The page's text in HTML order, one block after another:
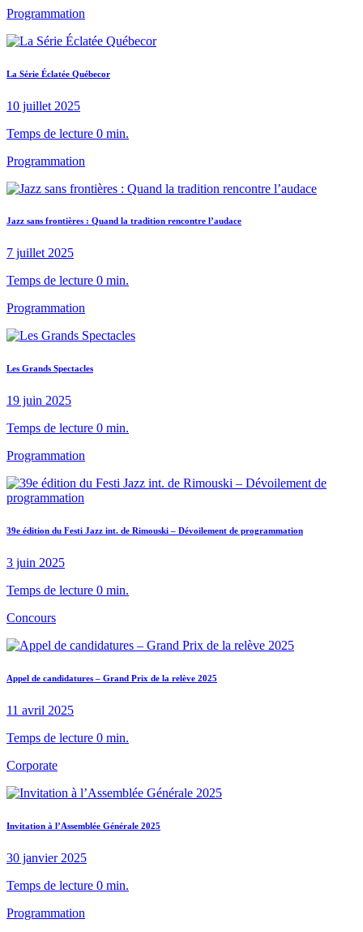
Programmation
La Série Éclatée Québecor
10 juillet 2025
Temps de lecture 0 min.
Programmation
Jazz sans frontières : Quand la tradition rencontre l’audace
7 juillet 2025
Temps de lecture 0 min.
Programmation
Les Grands Spectacles
19 juin 2025
Temps de lecture 0 min.
Programmation
39e édition du Festi Jazz int. de Rimouski – Dévoilement de programmation
3 juin 2025
Temps de lecture 0 min.
Concours
Appel de candidatures – Grand Prix de la relève 2025
11 avril 2025
Temps de lecture 0 min.
Corporate
Invitation à l’Assemblée Générale 2025
30 janvier 2025
Temps de lecture 0 min.
Programmation